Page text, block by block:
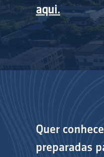
aqui.
Quer
preparadas